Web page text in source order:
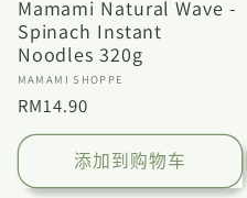
Mamami Natural Wave -
Spinach Instant
Noodles 320g
厂
商：
MAMAMI SHOPPE
常
规
价
格
RM14.90
添加到购物车